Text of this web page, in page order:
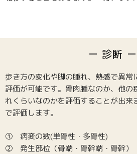
診断
歩き方の変化や脚の腫れ、熱感で異常
評価が可能です。骨肉腫なのか、他の
れくらいなのかを評価することが出来
で評価します。
① 病変の数(単骨性・多骨性)
② 発生部位（骨端・骨幹端・骨幹）